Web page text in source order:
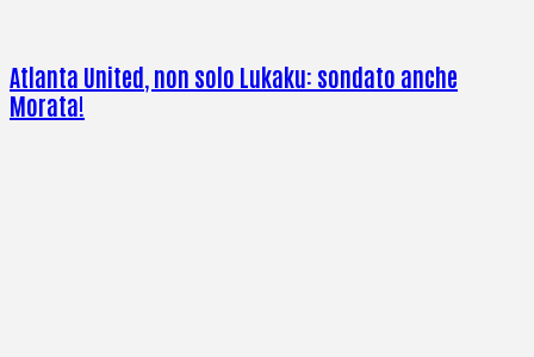
Atlanta United, non solo Lukaku: sondato anche
Morata!